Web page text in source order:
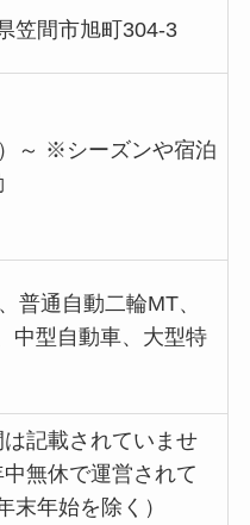
笠間市旭町304-3
～ ※シーズンや宿泊
普通自動二輪MT、
中型自動車、大型特
記載されていませ
無休で運営されて
末年始を除く）